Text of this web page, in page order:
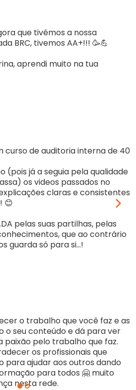
que tivémos a nossa
BRC, tivemos AA+!!! 🥳💪
aprendi muito na tua
curso de auditoria interna de 40
(pois já a seguia pela qualidade
os videos passados no
claras e consistentes
😊
pelas suas partilhas, pelas
que ao contrário
guarda só para si...!
o trabalho que você faz e as
o seu conteúdo e dá para ver
paixão pelo trabalho que faz.
os profissionais que
para ajudar aos outros dando
para todos 🤗 muito
nesta rede.